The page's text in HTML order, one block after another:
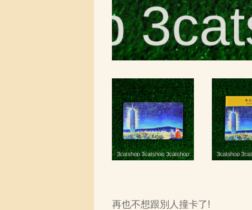
再也不想跟別人撞卡了!